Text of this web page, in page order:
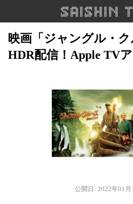
映画「ジャングル・
HDR配信！Apple TV
公開日: 2022年01月